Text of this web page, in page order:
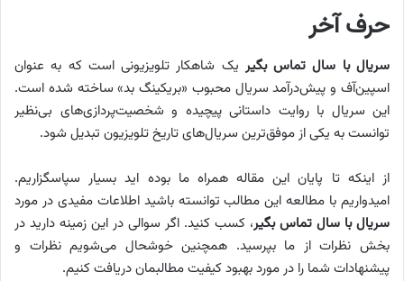
حرف آخر
سریال با سال تماس بگیر یک شاهکار تلویزیونی است که به عنوان
اسپین‌آف و پیش‌درآمد سریال محبوب «بریکینگ بد» ساخته شده است.
این سریال با روایت داستانی پیچیده و شخصیت‌پردازی‌های بی‌نظیر
توانست به یکی از موفق‌ترین سریال‌های تاریخ تلویزیون تبدیل شود.
از اینکه تا پایان این مقاله همراه ما بوده اید بسیار سپاسگزاریم.
امیدواریم با مطالعه این مطالب توانسته باشید اطلاعات مفیدی در مورد
سریال با سال تماس بگیر، کسب کنید. اگر سوالی در این زمینه دارید در
بخش نظرات از ما بپرسید. همچنین خوشحال می‌شویم نظرات و
پیشنهادات شما را در مورد بهبود کیفیت مطالبمان دریافت کنیم.